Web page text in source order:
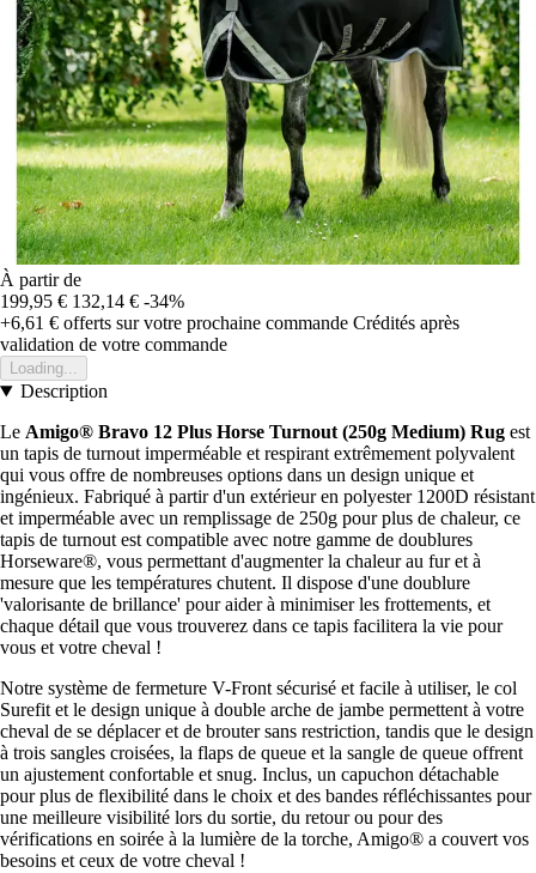
À partir de
199,95 € 132,14 € -34%
+6,61 € offerts sur votre prochaine commande Crédités après
validation de votre commande
Loading...
Description
Le Amigo® Bravo 12 Plus Horse Turnout (250g Medium) Rug est
un tapis de turnout imperméable et respirant extrêmement polyvalent
qui vous offre de nombreuses options dans un design unique et
ingénieux. Fabriqué à partir d'un extérieur en polyester 1200D résistant
et imperméable avec un remplissage de 250g pour plus de chaleur, ce
tapis de turnout est compatible avec notre gamme de doublures
Horseware®, vous permettant d'augmenter la chaleur au fur et à
mesure que les températures chutent. Il dispose d'une doublure
'valorisante de brillance' pour aider à minimiser les frottements, et
chaque détail que vous trouverez dans ce tapis facilitera la vie pour
vous et votre cheval !
Notre système de fermeture V-Front sécurisé et facile à utiliser, le col
Surefit et le design unique à double arche de jambe permettent à votre
cheval de se déplacer et de brouter sans restriction, tandis que le design
à trois sangles croisées, la flaps de queue et la sangle de queue offrent
un ajustement confortable et snug. Inclus, un capuchon détachable
pour plus de flexibilité dans le choix et des bandes réfléchissantes pour
une meilleure visibilité lors du sortie, du retour ou pour des
vérifications en soirée à la lumière de la torche, Amigo® a couvert vos
besoins et ceux de votre cheval !